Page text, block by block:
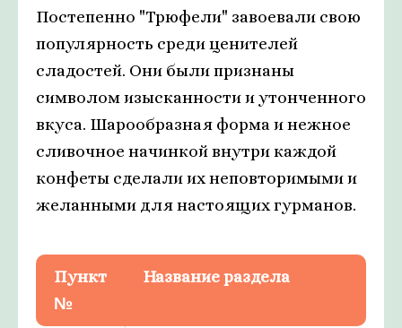
Постепенно "Трюфели" завоевали свою
популярность среди ценителей
сладостей. Они были признаны
символом изысканности и утонченного
вкуса. Шарообразная форма и нежное
сливочное начинкой внутри каждой
конфеты сделали их неповторимыми и
желанными для настоящих гурманов.
Пункт
№
Название раздела